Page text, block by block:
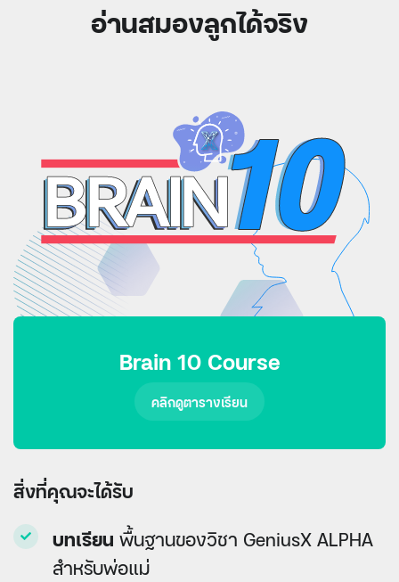
อ่านสมองลูกได้จริง
สิ่งที่คุณจะได้รับ
บทเรียน พื้นฐานของวิชา GeniusX ALPHA
สำหรับพ่อแม่
Brain 10 Course
คลิกดูตารางเรียน​